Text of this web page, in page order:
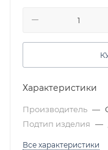
Характеристики
Производитель —
Подтип изделия —
Все характеристики